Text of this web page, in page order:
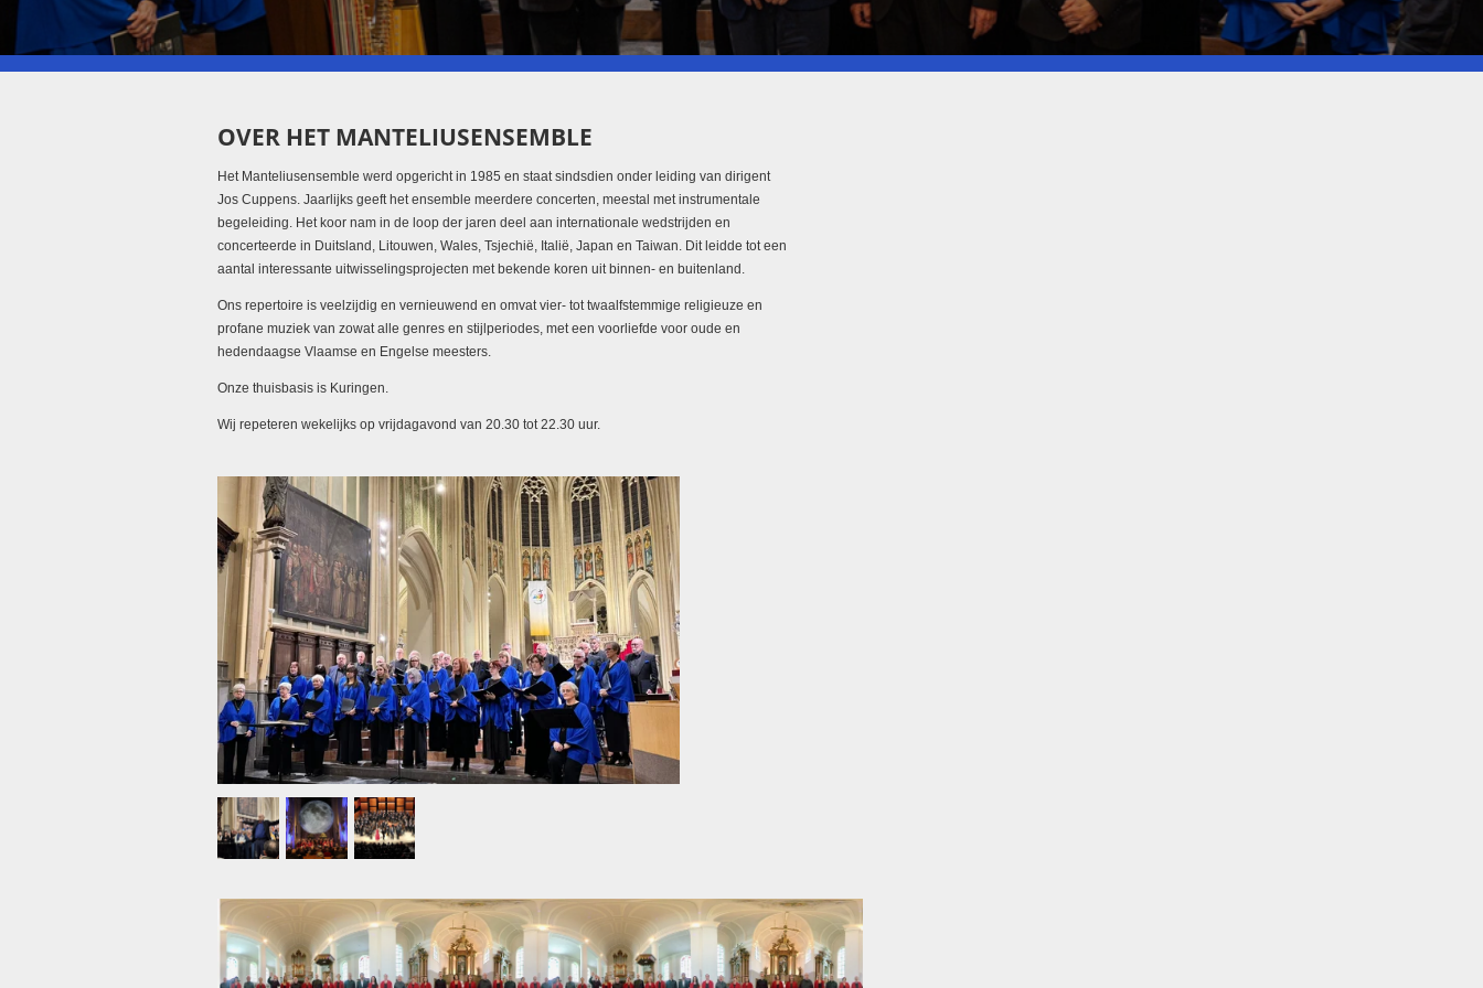
OVER HET MANTELIUSENSEMBLE
Het Manteliusensemble werd opgericht in 1985 en staat sindsdien onder leiding van dirigent
Jos Cuppens. Jaarlijks geeft het ensemble meerdere concerten, meestal met instrumentale
begeleiding. Het koor nam in de loop der jaren deel aan internationale wedstrijden en
concerteerde in Duitsland, Litouwen, Wales, Tsjechië, Italië, Japan en Taiwan. Dit leidde tot een
aantal interessante uitwisselingsprojecten met bekende koren uit binnen- en buitenland.
Ons repertoire is veelzijdig en vernieuwend en omvat vier- tot twaalfstemmige religieuze en
profane muziek van zowat alle genres en stijlperiodes, met een voorliefde voor oude en
hedendaagse Vlaamse en Engelse meesters.
Onze thuisbasis is Kuringen.
Wij repeteren wekelijks op vrijdagavond van 20.30 tot 22.30 uur.